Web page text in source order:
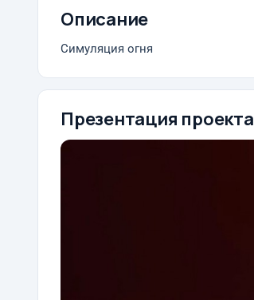
Описание
Симуляция огня
Презентация проекта